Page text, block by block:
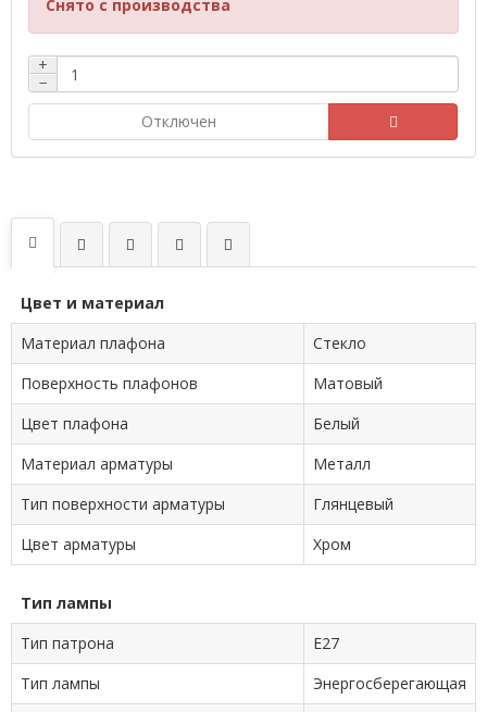
Снято с производства
+
−
Отключен
Цвет и материал
Материал плафона
Стекло
Поверхность плафонов
Матовый
Цвет плафона
Белый
Материал арматуры
Металл
Тип поверхности арматуры
Глянцевый
Цвет арматуры
Хром
Тип лампы
Тип патрона
E27
Тип лампы
Энергосберегающая